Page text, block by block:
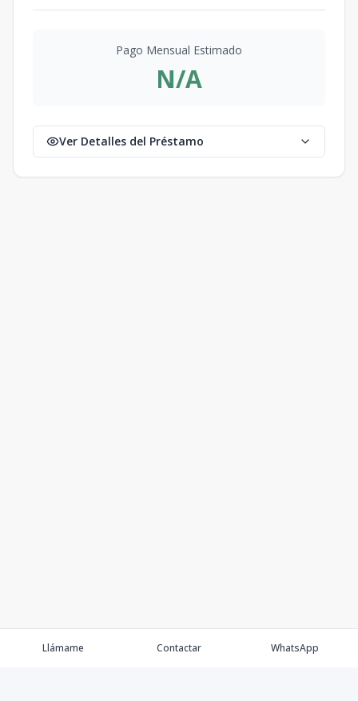
Pago Mensual Estimado
N/A
Ver Detalles del Préstamo
Llámame Contactar WhatsApp